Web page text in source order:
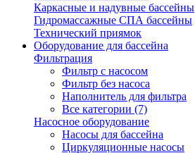
Каркасные и надувные бассейны
Гидромассажные СПА бассейны
Технический приямок
Оборудование для бассейна
Фильтрация
Фильтр с насосом
Фильтр без насоса
Наполнитель для фильтра
Все категории (7)
Насосное оборудование
Насосы для бассейна
Циркуляционные насосы